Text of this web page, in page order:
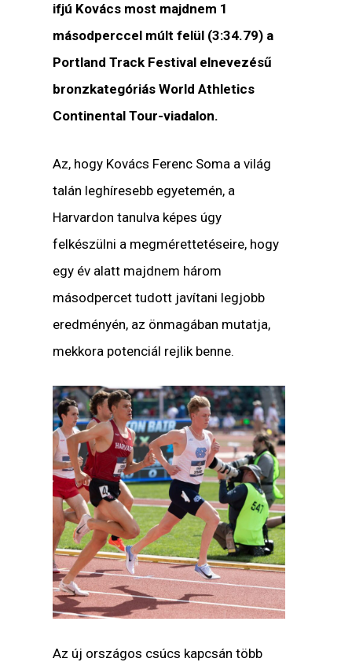
ifjú Kovács most majdnem 1
másodperccel múlt felül (3:34.79) a
Portland Track Festival elnevezésű
bronzkategóriás World Athletics
Continental Tour-viadalon.
Az, hogy Kovács Ferenc Soma a világ
talán leghíresebb egyetemén, a
Harvardon tanulva képes úgy
felkészülni a megmérettetéseire, hogy
egy év alatt majdnem három
másodpercet tudott javítani legjobb
eredményén, az önmagában mutatja,
mekkora potenciál rejlik benne.
Az új országos csúcs kapcsán több